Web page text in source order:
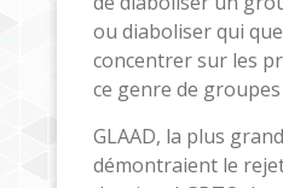
ou diaboliser qui
concentrer sur les
ce genre de
GLAAD, la plus
démontraient le